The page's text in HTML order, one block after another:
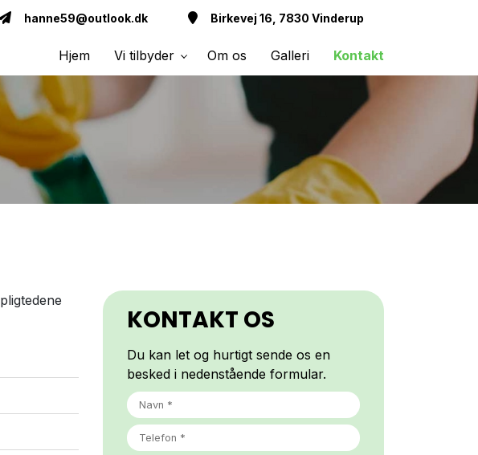
hanne59@outlook.dk Birkevej 16, 7830 Vinderup
Hjem Vi tilbyder Om os Galleri Kontakt
KONTAKT OS
Du kan let og hurtigt sende os en
besked i nedenstående formular.